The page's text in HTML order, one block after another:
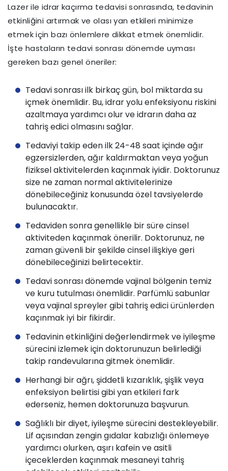
Lazer ile idrar kaçırma tedavisi sonrasında, tedavinin
etkinliğini artırmak ve olası yan etkileri minimize
etmek için bazı önlemlere dikkat etmek önemlidir.
İşte hastaların tedavi sonrası dönemde uyması
gereken bazı genel öneriler:
Tedavi sonrası ilk birkaç gün, bol miktarda su
içmek önemlidir. Bu, idrar yolu enfeksiyonu riskini
azaltmaya yardımcı olur ve idrarın daha az
tahriş edici olmasını sağlar.
Tedaviyi takip eden ilk 24-48 saat içinde ağır
egzersizlerden, ağır kaldırmaktan veya yoğun
fiziksel aktivitelerden kaçınmak iyidir. Doktorunuz
size ne zaman normal aktivitelerinize
dönebileceğiniz konusunda özel tavsiyelerde
bulunacaktır.
Tedaviden sonra genellikle bir süre cinsel
aktiviteden kaçınmak önerilir. Doktorunuz, ne
zaman güvenli bir şekilde cinsel ilişkiye geri
dönebileceğinizi belirtecektir.
Tedavi sonrası dönemde vajinal bölgenin temiz
ve kuru tutulması önemlidir. Parfümlü sabunlar
veya vajinal spreyler gibi tahriş edici ürünlerden
kaçınmak iyi bir fikirdir.
Tedavinin etkinliğini değerlendirmek ve iyileşme
sürecini izlemek için doktorunuzun belirlediği
takip randevularına gitmek önemlidir.
Herhangi bir ağrı, şiddetli kızarıklık, şişlik veya
enfeksiyon belirtisi gibi yan etkileri fark
ederseniz, hemen doktorunuza başvurun.
Sağlıklı bir diyet, iyileşme sürecini destekleyebilir.
Lif açısından zengin gıdalar kabızlığı önlemeye
yardımcı olurken, aşırı kafein ve asitli
içeceklerden kaçınmak mesaneyi tahriş